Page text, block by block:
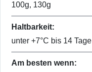
100g, 130g
Haltbarkeit:
unter +7°C bis 14 Tage
Am besten wenn: